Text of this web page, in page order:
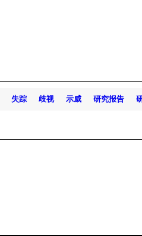
失踪 歧视 示威 研究报告